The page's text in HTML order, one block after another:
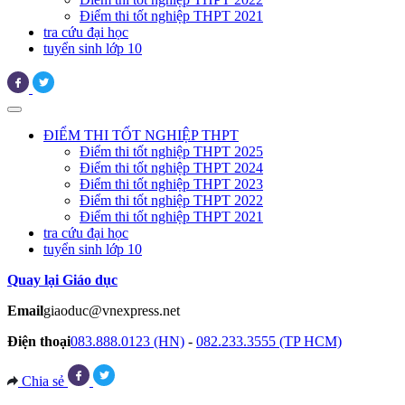
Điểm thi tốt nghiệp THPT 2021
tra cứu đại học
tuyển sinh lớp 10
ĐIỂM THI TỐT NGHIỆP THPT
Điểm thi tốt nghiệp THPT 2025
Điểm thi tốt nghiệp THPT 2024
Điểm thi tốt nghiệp THPT 2023
Điểm thi tốt nghiệp THPT 2022
Điểm thi tốt nghiệp THPT 2021
tra cứu đại học
tuyển sinh lớp 10
Quay lại Giáo dục
Emailgiaoduc@vnexpress.net
Điện thoại083.888.0123 (HN) - 082.233.3555 (TP HCM)
Chia sẻ